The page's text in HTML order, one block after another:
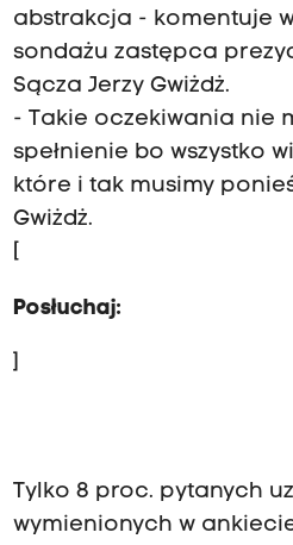
abstrakcja - komentuje
sondażu zastępca
Sącza Jerzy Gwiżdż.
- Takie oczekiwania nie
spełnienie bo wszystko
które i tak musimy
Gwiżdż.
[
Posłuchaj:
Tylko 8 proc. pytanych
wymienionych w